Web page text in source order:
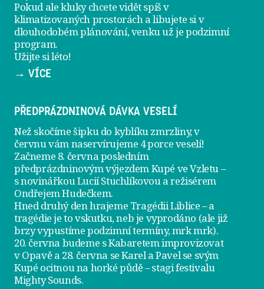
Pokud ale kluky chcete vidět spíš v
klimatizovaných prostorách a libujete si v
dlouhodobém plánování, venku už jepodzimní
program.
Užijte si léto!
→ VÍCE
PŘEDPRÁZDNINOVÁ DÁVKA VESELÍ
Než skočíme šipku do kyblíku zmrzliny, v
červnu vám naservírujeme 4 porce veselí!
Začneme 8. června posledním
předprázdninovým výjezdemKupé ve Vzletu–
s novinářkou Lucií Stuchlíkovou a režisérem
Ondřejem Hudečkem.
Hned druhý den hrajeme Tragédii Liblice– a
tragédie je to vskutku, neb je vyprodáno (ale již
brzy vypustíme podzimní termíny, mrk mrk).
20. června budeme s Kabaretem improvizovat
v Opavě a 28. června se Karel a Pavel se svým
Kupé ocitnou na horké půdě – stagi festivalu
Mighty Sounds.